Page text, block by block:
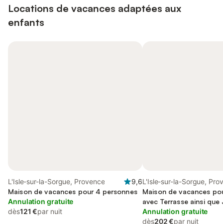
Locations de vacances adaptées aux
enfants
L'Isle-sur-la-Sorgue, Provence
9,6
Maison de vacances pour 4 personnes
Annulation gratuite
dès121 €par nuit
L'Isle-sur-la-Sorgue,
Maison de vacances
avec Terrasse ainsi
Annulation gratuite
dès202 €par nuit